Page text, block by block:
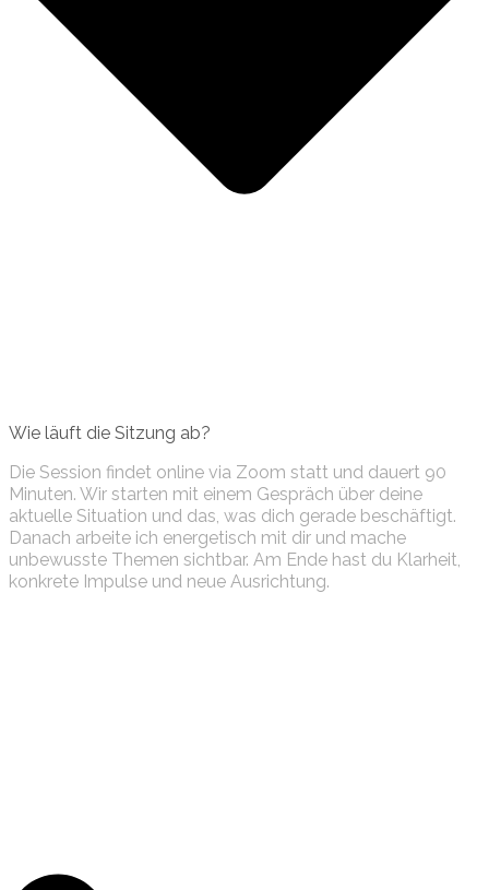
Wie läuft die Sitzung ab?
Die Session findet online via Zoom statt und dauert 90
Minuten. Wir starten mit einem Gespräch über deine
aktuelle Situation und das, was dich gerade beschäftigt.
Danach arbeite ich energetisch mit dir und mache
unbewusste Themen sichtbar. Am Ende hast du Klarheit,
konkrete Impulse und neue Ausrichtung.